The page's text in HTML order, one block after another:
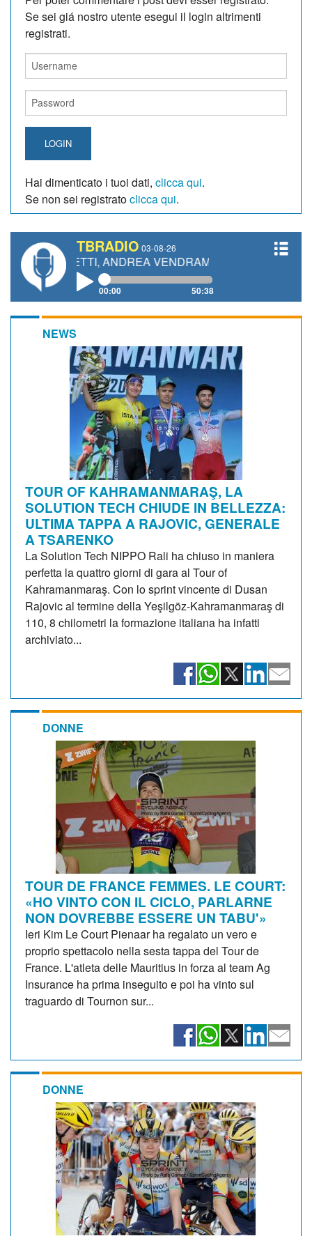
Se sei giá nostro utente esegui il login altrimenti
registrati.
LOGIN
Hai dimenticato i tuoi dati, clicca qui.
Se non sei registratoclicca qui.
TBRADIO 03-08-26
ANDREA VENDRAME, FILIPPO FIORELLI
00:00 50:38
NEWS
TOUR OF KAHRAMANMARAŞ, LA
SOLUTION TECH CHIUDE IN BELLEZZA:
ULTIMA TAPPA A RAJOVIC, GENERALE
A TSARENKO
La Solution Tech NIPPO Rali ha chiuso in maniera
perfetta la quattro giorni di gara al Tour of
Kahramanmaraş. Con lo sprint vincente di Dusan
Rajovic al termine della Yeşilgöz-Kahramanmaraş di
110, 8 chilometri la formazione italiana ha infatti
archiviato...
DONNE
TOUR DE FRANCE FEMMES. LE COURT:
«HO VINTO CON IL CICLO, PARLARNE
NON DOVREBBE ESSERE UN TABU'»
Ieri Kim Le Court Pienaar ha regalato un vero e
proprio spettacolo nella sesta tappa del Tour de
France. L'atleta delle Mauritius in forza al team Ag
Insurance ha prima inseguito e poi ha vinto sul
traguardo di Tournon sur...
DONNE